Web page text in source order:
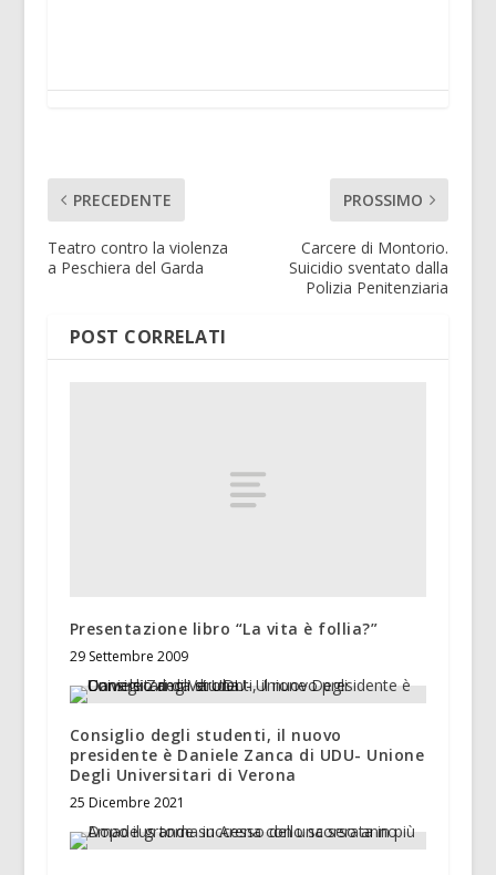
PRECEDENTE
Teatro contro la violenza
a Peschiera del Garda
PROSSIMO
Carcere di Montorio.
Suicidio sventato dalla
Polizia Penitenziaria
POST CORRELATI
Presentazione libro “La vita è follia?”
29 Settembre 2009
Consiglio degli studenti, il nuovo
presidente è Daniele Zanca di UDU- Unione
Degli Universitari di Verona
25 Dicembre 2021